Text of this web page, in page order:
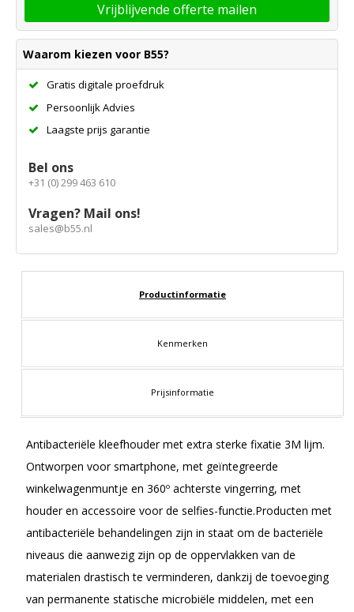
Vrijblijvende offerte mailen
Waarom kiezen voor B55?
Gratis digitale proefdruk
Persoonlijk Advies
Laagste prijs garantie
Bel ons
+31 (0) 299 463 610
Vragen? Mail ons!
sales@b55.nl
Productinformatie
Kenmerken
Prijsinformatie
Antibacteriële kleefhouder met extra sterke fixatie 3M lijm.
Ontworpen voor smartphone, met geïntegreerde
winkelwagenmuntje en 360º achterste vingerring, met
houder en accessoire voor de selfies-functie.Producten met
antibacteriële behandelingen zijn in staat om de bacteriële
niveaus die aanwezig zijn op de oppervlakken van de
materialen drastisch te verminderen, dankzij de toevoeging
van permanente statische microbiële middelen, met een